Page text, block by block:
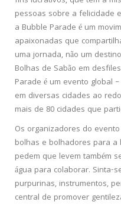
pessoas sobre a felicidade
a Bubble Parade é um
apaixonadas que
uma jornada, não um
Bolhas de Sabão em
Parade é um evento global
em diversas cidades ao
mais de 80 cidades que
Os organizadores do
bolhas e bolhadores para a
pedem que levem também
água para colaborar. Sinta-
purpurinas, instrumentos,
central de promover